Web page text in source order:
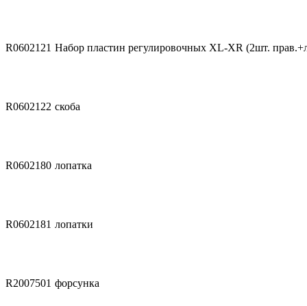
R0602121 Набор пластин регулировочных XL-XR (2шт.
R0602122 скоба
R0602180 лопатка
R0602181 лопатки
R2007501 форсунка